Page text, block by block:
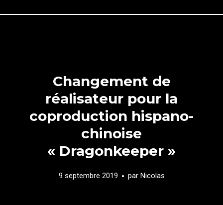
Changement de
réalisateur pour la
coproduction hispano-
chinoise
« Dragonkeeper »
9 septembre 2019 par Nicolas